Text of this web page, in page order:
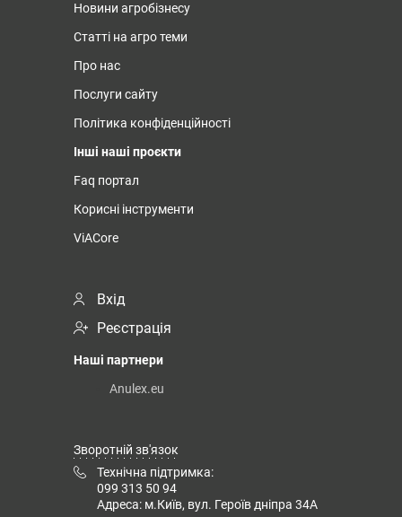
Новини агробізнесу
Статті на агро теми
Про нас
Послуги сайту
Політика конфіденційності
Інші наші проєкти
Faq портал
Корисні інструменти
ViACore
Вхід
Реєстрація
Наші партнери
Anulex.eu
Зворотній зв'язок
Технічна підтримка:
099 313 50 94
Адреса: м.Київ, вул. Героїв дніпра 34А